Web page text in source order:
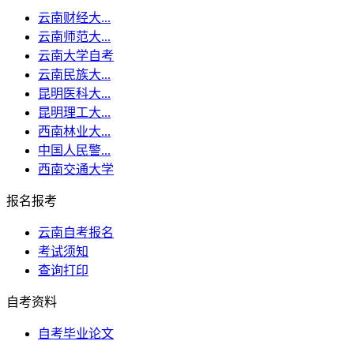
云南财经大...
云南师范大...
云南大学自考
云南民族大...
昆明医科大...
昆明理工大...
西南林业大...
中国人民警...
西南交通大学
报名报考
云南自考报名
考试须知
查询打印
自考资料
自考毕业论文